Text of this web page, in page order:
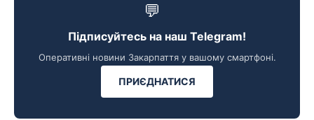
💬
Підписуйтесь на наш Telegram!
Оперативні новини Закарпаття у вашому смартфоні.
ПРИЄДНАТИСЯ